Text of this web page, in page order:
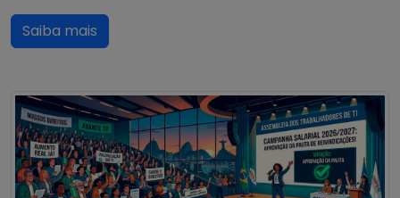
Saiba mais